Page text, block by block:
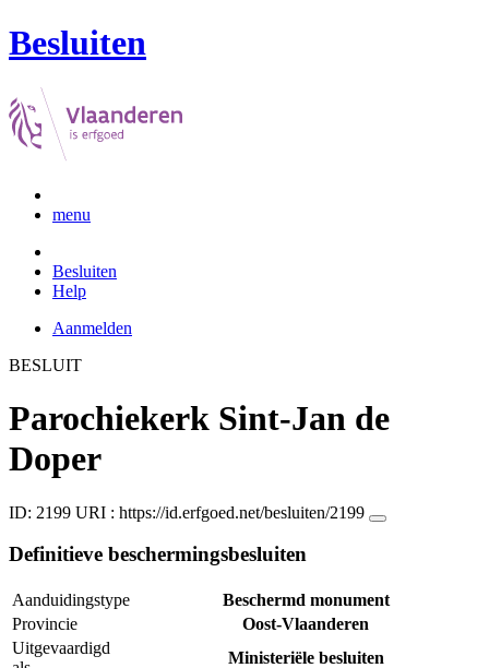
Besluiten
menu
Besluiten
Help
Aanmelden
BESLUIT
Parochiekerk Sint-Jan de
Doper
ID: 2199 URI : https://id.erfgoed.net/besluiten/2199
Definitieve beschermingsbesluiten
Aanduidingstype
Beschermd monument
Provincie
Oost-Vlaanderen
Uitgevaardigd
Ministeriële besluiten